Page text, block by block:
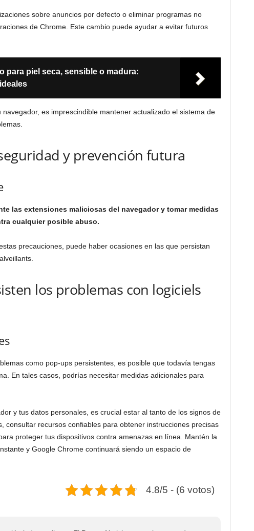
sobre anuncios por defecto o eliminar programas no
de Chrome. Este cambio puede ayudar a evitar futuros
para piel seca, sensible o madura:
es imprescindible mantener actualizado el sistema de
y prevención futura
las extensiones maliciosas del navegador y tomar medidas
cualquier posible abuso.
precauciones, puede haber ocasiones en las que persistan
los problemas con logiciels
como pop-ups persistentes, es posible que todavía tengas
En tales casos, podrías necesitar medidas adicionales para
y tus datos personales, es crucial estar al tanto de los signos de
consultar recursos confiables para obtener instrucciones precisas
proteger tus dispositivos contra amenazas en línea. Mantén la
y Google Chrome continuará siendo un espacio de
4.8/5 - (6 votos)